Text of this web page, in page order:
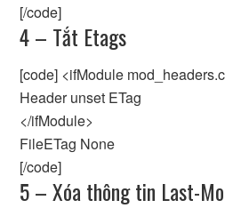
[/code]
4 – Tắt Etags
[code] <ifModule
Header unset ETag
</ifModule>
FileETag None
[/code]
5 – Xóa thông tin Last-